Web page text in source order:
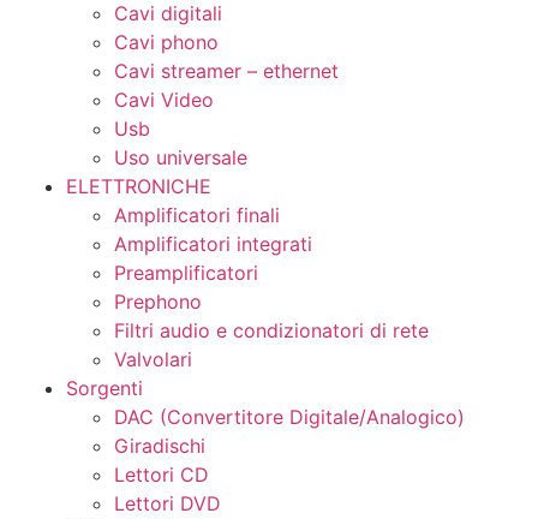
Cavi digitali
Cavi phono
Cavi streamer – ethernet
Cavi Video
Usb
Uso universale
ELETTRONICHE
Amplificatori finali
Amplificatori integrati
Preamplificatori
Prephono
Filtri audio e condizionatori di rete
Valvolari
Sorgenti
DAC (Convertitore Digitale/Analogico)
Giradischi
Lettori CD
Lettori DVD